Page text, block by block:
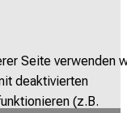
Seite verwenden
deaktivierten
(z.B.